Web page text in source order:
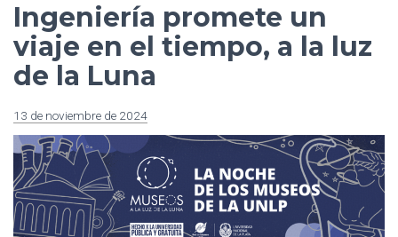
Ingeniería promete un
viaje en el tiempo, a la luz
de la Luna
13 de noviembre de 2024